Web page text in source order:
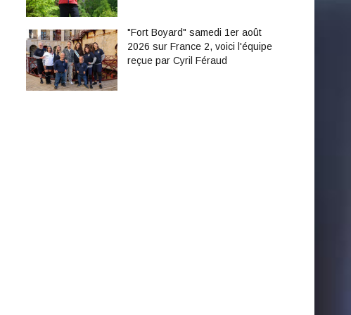
"Fort Boyard" samedi 1er août
2026 sur France 2, voici l'équipe
reçue par Cyril Féraud